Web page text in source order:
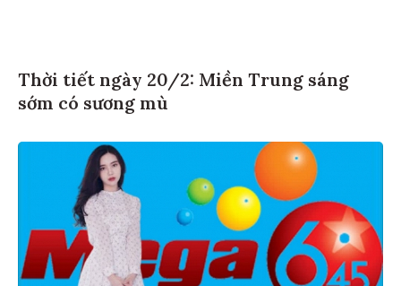
Thời tiết ngày 20/2: Miền Trung sáng
sớm có sương mù